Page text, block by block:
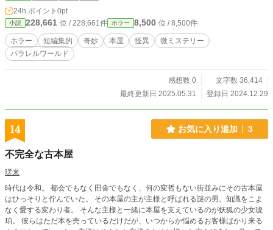
24h.ポイント 0pt
小説 228,661 位 / 228,661件 ホラー 8,500 位 / 8,500件
ホラー 短編集的 奇妙 本屋 怪異
微ミステリー
パラレルワールド
感想数 0
文字数 36,414
最終更新日 2025.05.31
登録日 2024.12.29
14 お気に入り追加 3
不完全な古本屋
瑳来
時代は令和。 都会でもなく田舎でもなく、何の変哲もない街並みにその古本屋
はひっそりと佇んでいた。 その本屋の主が主様と呼ばれる謎の男。知識をこよ
なく愛する変わり者。 そんな主様と一緒に本屋を支えているのが妖狐の少女琥
珀。 彼らはただ本を売っているだけだが、いつからか悩めるお客様ばかり来る